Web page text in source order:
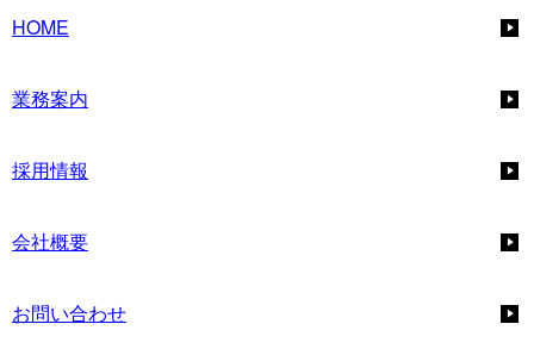
HOME
業務案内
採用情報
会社概要
お問い合わせ